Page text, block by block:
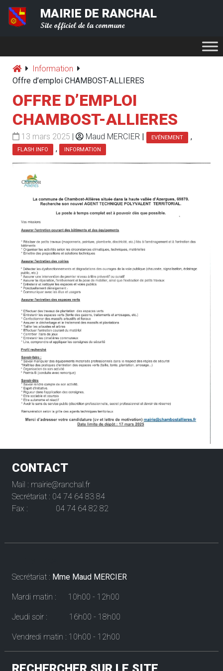
MAIRIE DE RANCHAL
Site officiel de la commune
Information
Offre d’emploi CHAMBOST-ALLIERES
OFFRE D’EMPLOI
CHAMBOST-ALLIERES
13 mars 2025 | Maud MERCIER | EVÉNEMENT ,
FLASH INFO , INFORMATION
CONTACT
Mail : mairie@ranchal.fr
Secrétariat : 04 74 64 83 84
Fax : 04 74 64 82 82
Secrétariat : Mme Maud MERCIER
Mardi matin : 10h00 - 12h00
Jeudi soir : 16h00 - 18h00
Vendredi matin : 10h00 - 12h00